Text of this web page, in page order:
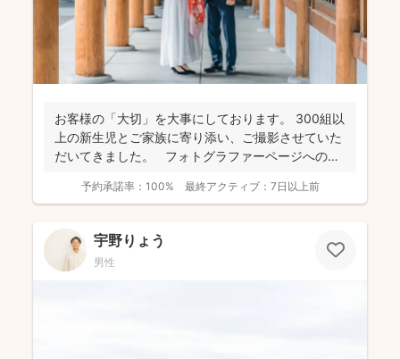
お客様の「大切」を大事にしております。 300組以
上の新生児とご家族に寄り添い、ご撮影させていた
だいてきました。 フォトグラファーページへの
予約承諾率： 100% 最終アクティブ： 7日以上前
宇野りょう
男性